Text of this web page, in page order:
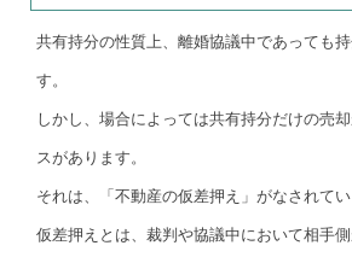
共有持分の性質上、離婚協議中であっても
す。
しかし、場合によっては共有持分だけの売
スがあります。
それは、「不動産の仮差押え」がなされてい
仮差押えとは、裁判や協議中において相手